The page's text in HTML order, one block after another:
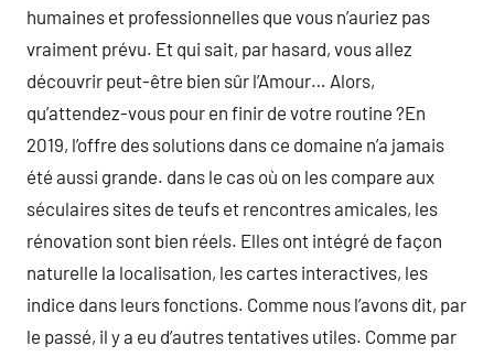
humaines et professionnelles que vous n’auriez pas
vraiment prévu. Et qui sait, par hasard, vous allez
découvrir peut-être bien sûr l’Amour… Alors,
qu’attendez-vous pour en finir de votre routine ?En
2019, l’offre des solutions dans ce domaine n’a jamais
été aussi grande. dans le cas où on les compare aux
séculaires sites de teufs et rencontres amicales, les
rénovation sont bien réels. Elles ont intégré de façon
naturelle la localisation, les cartes interactives, les
indice dans leurs fonctions. Comme nous l’avons dit, par
le passé, il y a eu d’autres tentatives utiles. Comme par